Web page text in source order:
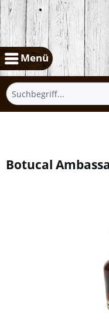
Menü
Botucal